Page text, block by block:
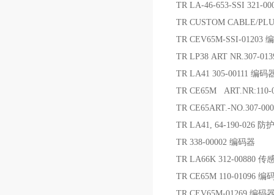
TR LA-46-653-SSI 321-
TR CUSTOM CABLE/
TR CEV65M-SSI-01203
TR LP38 ART NR.307-
TR LA41 305-00111 编码
TR CE65M ART.NR:110-
TR CE65ART.-NO.307-
TR LA41, 64-190-026 防
TR 338-00002 编码器
TR LA66K 312-00880 传
TR CE65M 110-01096 编